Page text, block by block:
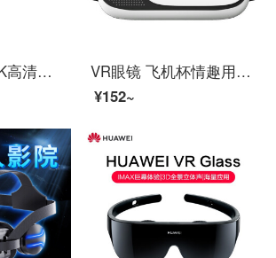
Dream Glass 4K高清无颗粒AR 一体机 开放式VR眼镜3D头戴式移动影院AR虚拟智能眼镜switch PS4游戏机无人机
VR眼镜 飞机杯情趣用品配件Y
¥152~